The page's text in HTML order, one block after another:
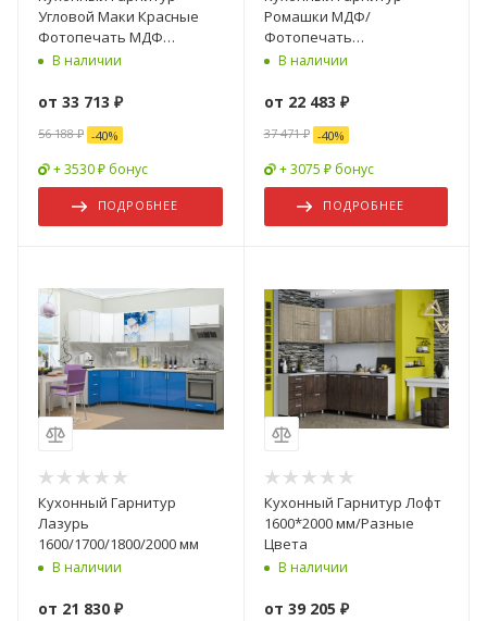
Угловой Маки Красные
Фотопечать МДФ
1500х1800 мм
В наличии
от 33 713 ₽
56 188 ₽ -40%
+ 3530 ₽ бонус
ПОДРОБНЕЕ
Ромашки МДФ/
Фотопечать
1600/1700/1800/2000 мм
В наличии
от 22 483 ₽
37 471 ₽ -40%
+ 3075 ₽ бонус
ПОДРОБНЕЕ
Кухонный Гарнитур
Лазурь
1600/1700/1800/2000 мм
В наличии
от 21 830 ₽
Кухонный Гарнитур Лофт
1600*2000 мм/Разные
Цвета
В наличии
от 39 205 ₽